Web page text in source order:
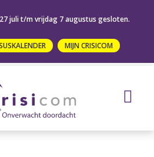
juli t/m vrijdag 7 augustus gesloten.
MIJN CRISICOM